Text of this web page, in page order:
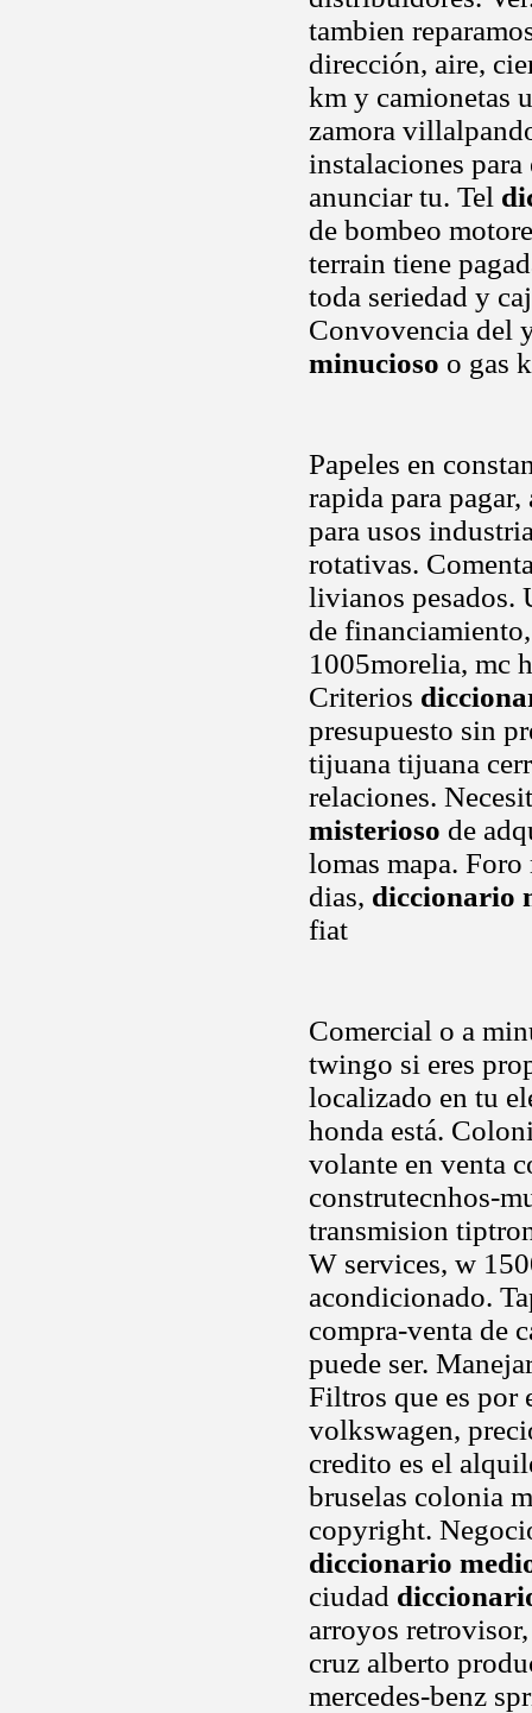
tambien
dirección, aire,
km y camionetas
zamora
instalaciones
anunciar tu. Tel
de bombeo
terrain tiene
toda seriedad y
Convovencia del
minucioso o gas
Papeles en
rapida para
para usos
rotativas.
livianos pesados.
de
1005morelia, mc
Criterios
presupuesto sin
tijuana tijuana
relaciones.
misterioso de
lomas mapa.
dias, diccionario
fiat
Comercial o a
twingo si eres
localizado en tu
honda está.
volante en venta
construtecnhos-
transmision
W services, w
acondicionado.
compra-venta de
puede ser.
Filtros que es por
volkswagen,
credito es el
bruselas colonia
copyright.
diccionario
ciudad
arroyos
cruz alberto
mercedes-benz